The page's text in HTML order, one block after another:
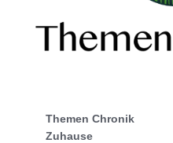
Themen Chronik
Zuhause